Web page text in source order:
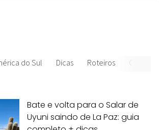
do Sul Dicas Roteiros Chile
Bate e volta para o Salar de
Uyuni saindo de La Paz: guia